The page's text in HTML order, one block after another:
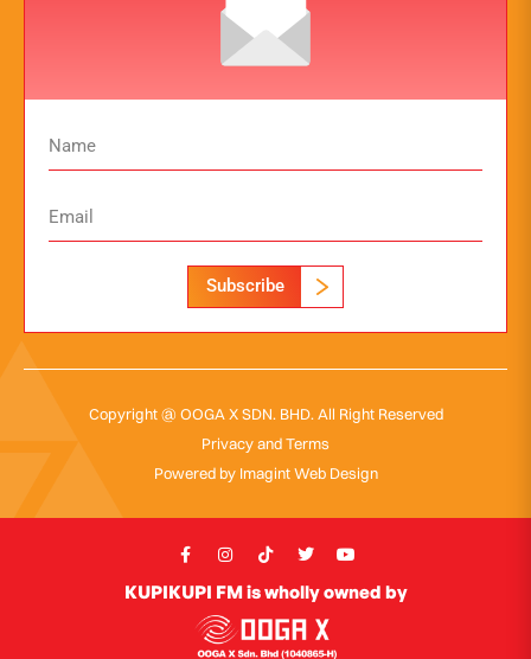
Subscribe
Copyright @ OOGA X SDN. BHD. All Right Reserved
Privacy and Terms
Powered by Imagint Web Design
KUPIKUPI FM is wholly owned by